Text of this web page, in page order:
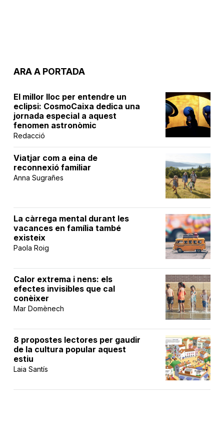
ARA A PORTADA
El millor lloc per entendre un
eclipsi: CosmoCaixa dedica una
jornada especial a aquest
fenomen astronòmic
Redacció
Viatjar com a eina de
reconnexió familiar
Anna Sugrañes
La càrrega mental durant les
vacances en família també
existeix
Paola Roig
Calor extrema i nens: els
efectes invisibles que cal
conèixer
Mar Domènech
8 propostes lectores per gaudir
de la cultura popular aquest
estiu
Laia Santís